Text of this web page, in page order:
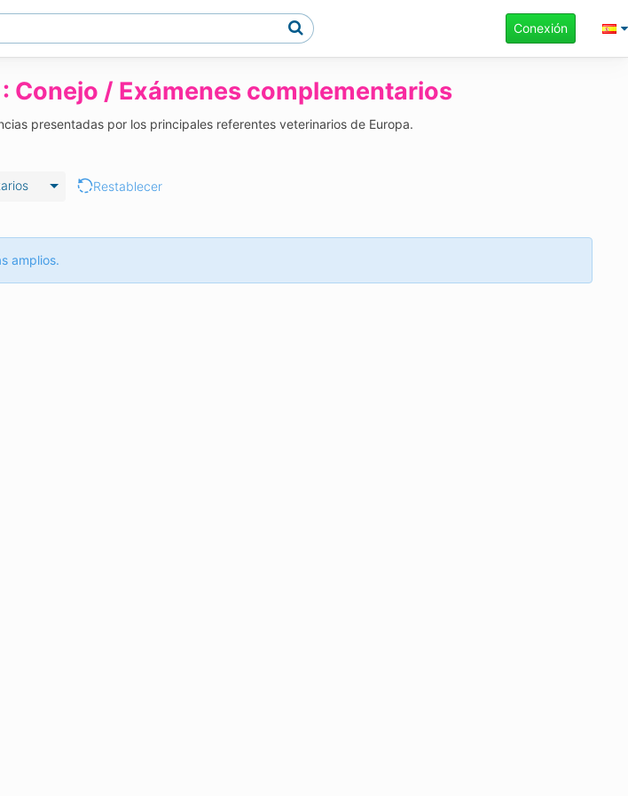
Conexión
Conejo / Exámenes complementarios
presentadas por los principales referentes veterinarios de Europa.
Restablecer
amplios.